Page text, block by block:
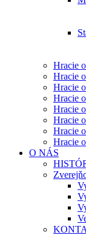
Hracie
Hracie
Hracie
Hracie
Hracie
Hracie
Hracie
Hracie
O NÁS